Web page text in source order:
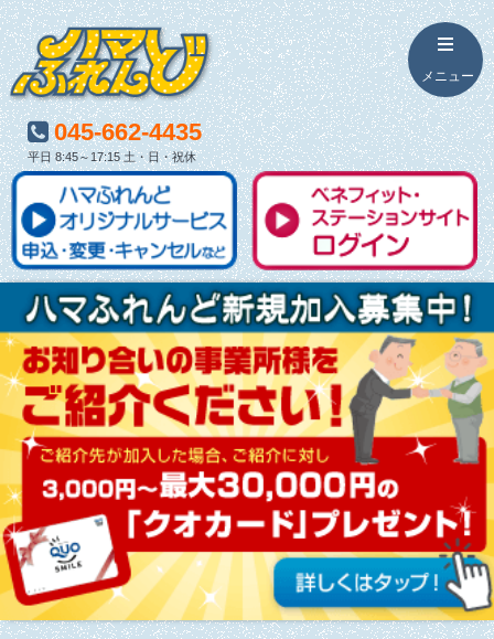
045-662-4435
平日 8:45～17:15 土・日・祝休